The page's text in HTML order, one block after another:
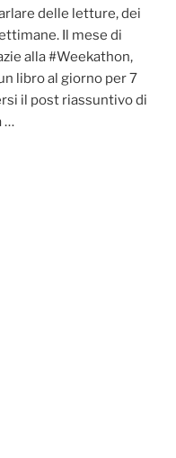
delle letture, dei
Il mese di
alla #Weekathon,
libro al giorno per 7
il post riassuntivo di
…